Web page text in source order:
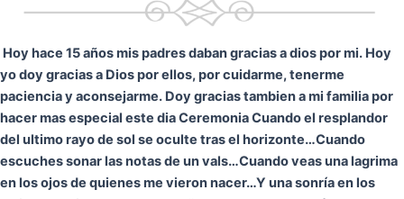
Hoy hace 15 años mis padres daban gracias a dios por mi. Hoy
yo doy gracias a Dios por ellos, por cuidarme, tenerme
paciencia y aconsejarme. Doy gracias tambien a mi familia por
hacer mas especial este dia CeremoniaCuando el resplandor
del ultimo rayo de sol se oculte tras el horizonte…Cuando
escuches sonar las notas de un vals…Cuando veas una lagrima
en los ojos de quienes me vieron nacer…Y una sonría en los